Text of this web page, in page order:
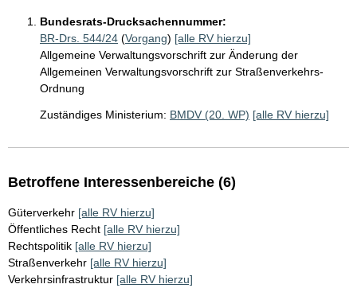
Bundesrats-Drucksachennummer:
BR-Drs. 544/24 (Vorgang) [alle RV hierzu]
Allgemeine Verwaltungsvorschrift zur Änderung der
Allgemeinen Verwaltungsvorschrift zur Straßenverkehrs-
Ordnung
Zuständiges Ministerium: BMDV (20. WP) [alle RV hierzu]
Betroffene Interessenbereiche (6)
Güterverkehr [alle RV hierzu]
Öffentliches Recht [alle RV hierzu]
Rechtspolitik [alle RV hierzu]
Straßenverkehr [alle RV hierzu]
Verkehrsinfrastruktur [alle RV hierzu]